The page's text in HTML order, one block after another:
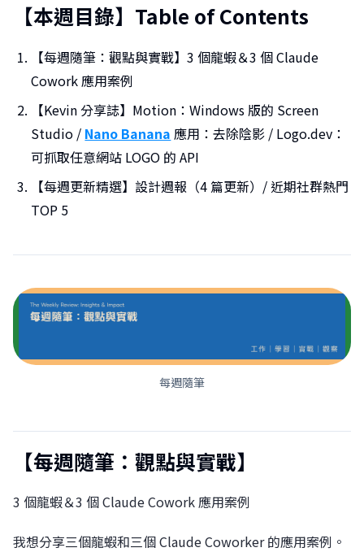
【本週目錄】Table of Contents
【每週隨筆：觀點與實戰】3 個龍蝦＆3 個 Claude
Cowork 應用案例
【Kevin 分享誌】Motion：Windows 版的 Screen
Studio / Nano Banana 應用：去除陰影 / Logo.dev：
可抓取任意網站 LOGO 的 API
【每週更新精選】設計週報（4 篇更新）/ 近期社群熱門
TOP 5
每週隨筆
【每週隨筆：觀點與實戰】
3 個龍蝦＆3 個 Claude Cowork 應用案例
我想分享三個龍蝦和三個 Claude Coworker 的應用案例。